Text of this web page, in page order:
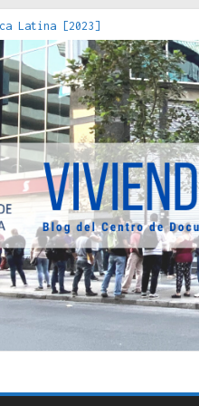
Latina [2023]
de los Estados :
el acero : hacia una teoría
adecuada [2019]
del Seguro Obrero en